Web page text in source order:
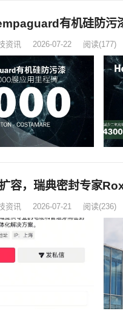
有机硅防污
资讯 2026-07-22 阅读(177)
容，瑞典密封专家
资讯 2026-07-21 阅读(236)